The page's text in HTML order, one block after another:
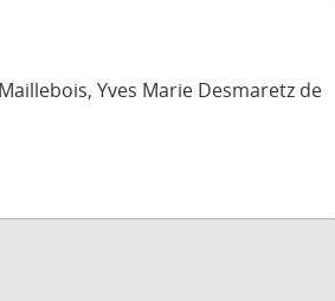
Yves Marie Desmaretz de